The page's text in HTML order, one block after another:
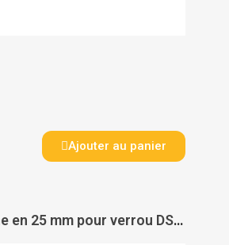
Ajouter au panier
Cale de gâche en 25 mm pour verrou DS 3000 Alligator - CETEXEL